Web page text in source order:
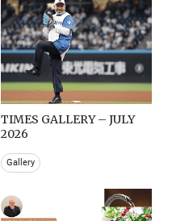
TIMES GALLERY – JULY
2026
Gallery